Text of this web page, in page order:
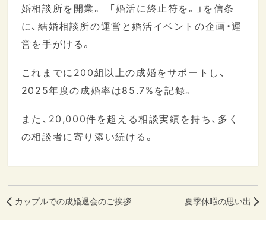
婚相談所を開業。 「婚活に終止符を。」を信条
に、結婚相談所の運営と婚活イベントの企画・運
営を手がける。
これまでに200組以上の成婚をサポートし、
2025年度の成婚率は85.7%を記録。
また、20,000件を超える相談実績を持ち、多く
の相談者に寄り添い続ける。
カップルでの成婚退会のご挨拶 夏季休暇の思い出